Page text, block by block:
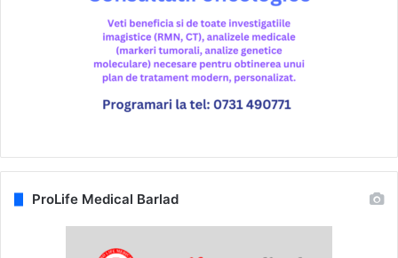
ProLife Medical Barlad